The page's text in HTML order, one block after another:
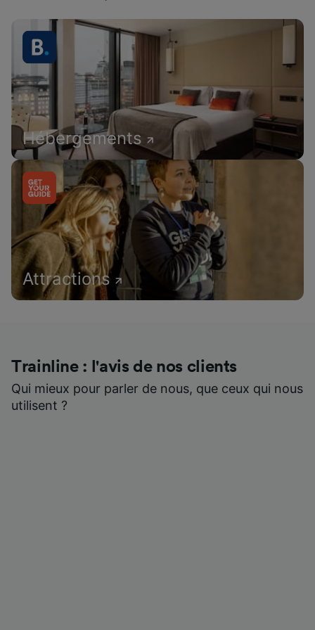
Hébergements
Attractions
Trainline : l'avis de nos clients
Qui mieux pour parler de nous, que ceux qui nous
utilisent ?